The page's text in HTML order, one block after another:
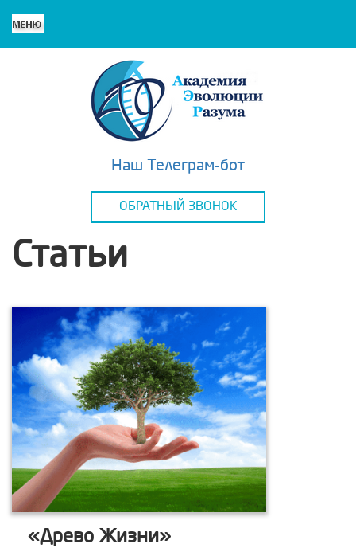
Наш Телеграм-бот
ОБРАТНЫЙ ЗВОНОК
Статьи
«Древо Жизни»